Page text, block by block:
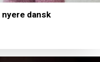
dansk